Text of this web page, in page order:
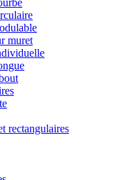
muret
rectangulaires